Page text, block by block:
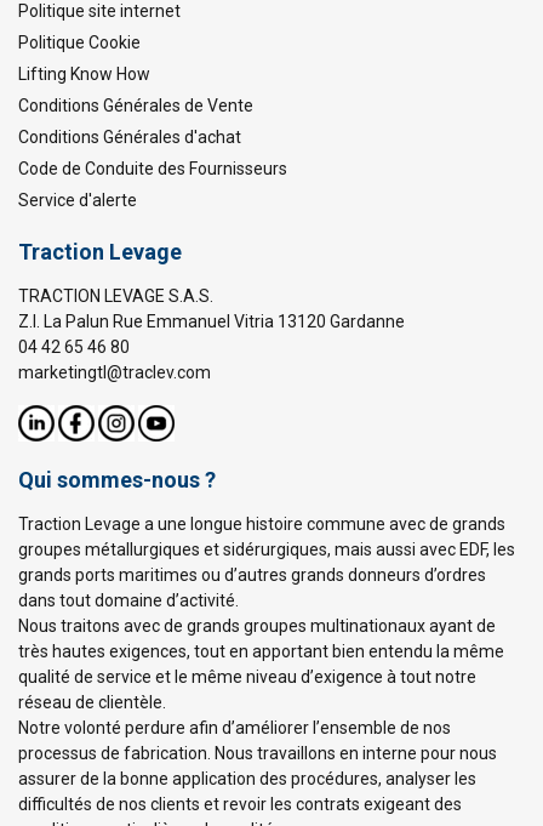
Politique site internet
Politique Cookie
Lifting Know How
Conditions Générales de Vente
Conditions Générales d'achat
Code de Conduite des Fournisseurs
Service d'alerte
Traction Levage
TRACTION LEVAGE S.A.S.
Z.I. La Palun Rue Emmanuel Vitria 13120 Gardanne
04 42 65 46 80
marketingtl@traclev.com
Qui sommes-nous ?
Traction Levage a une longue histoire commune avec de grands
groupes métallurgiques et sidérurgiques, mais aussi avec EDF, les
grands ports maritimes ou d’autres grands donneurs d’ordres
dans tout domaine d’activité.
Nous traitons avec de grands groupes multinationaux ayant de
très hautes exigences, tout en apportant bien entendu la même
qualité de service et le même niveau d’exigence à tout notre
réseau de clientèle.
Notre volonté perdure afin d’améliorer l’ensemble de nos
processus de fabrication. Nous travaillons en interne pour nous
assurer de la bonne application des procédures, analyser les
difficultés de nos clients et revoir les contrats exigeant des